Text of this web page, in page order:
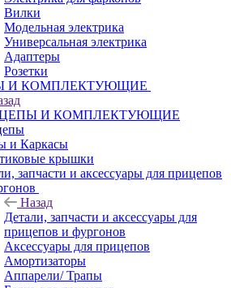
Вилки
Модельная электрика
Универсальная электрика
Адаптеры
Розетки
И КОМПЛЕКТУЮЩИЕ
И КОМПЛЕКТУЮЩИЕ
и Каркасы
крышки
запчасти и аксессуары для прицепов
Назад
Детали, запчасти и аксессуары для
прицепов и фургонов
Аксессуары для прицепов
Амортизаторы
Аппарели/ Трапы